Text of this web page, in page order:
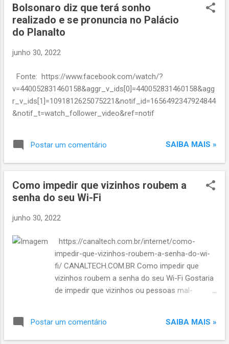
Bolsonaro diz que terá sonho
realizado e se pronuncia no Palácio
do Planalto
junho 30, 2022
Fonte: https://www.facebook.com/watch/?
v=440052831460158&aggr_v_ids[0]=440052831460158&agg
r_v_ids[1]=1091812625075221&notif_id=1656492347924844
&notif_t=watch_follower_video&ref=notif
Postar um comentário SAIBA MAIS »
Como impedir que vizinhos roubem a
senha do seu Wi-Fi
junho 30, 2022
https://canaltech.com.br/internet/como-
impedir-que-vizinhos-roubem-a-senha-do-wi-
fi/ CANALTECH.COM.BR Como impedir que
vizinhos roubem a senha do seu Wi-Fi Gostaria
de impedir que vizinhos ou pessoas mal-
Postar um comentário SAIBA MAIS »